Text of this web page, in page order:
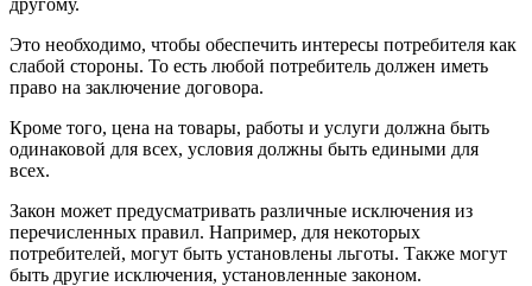
Это необходимо, чтобы обеспечить интересы потребителя как
слабой стороны. То есть любой потребитель должен иметь
право на заключение договора.
Кроме того, цена на товары, работы и услуги должна быть
одинаковой для всех, условия должны быть едиными для
всех.
Закон может предусматривать различные исключения из
перечисленных правил. Например, для некоторых
потребителей, могут быть установлены льготы. Также могут
быть другие исключения, установленные законом.